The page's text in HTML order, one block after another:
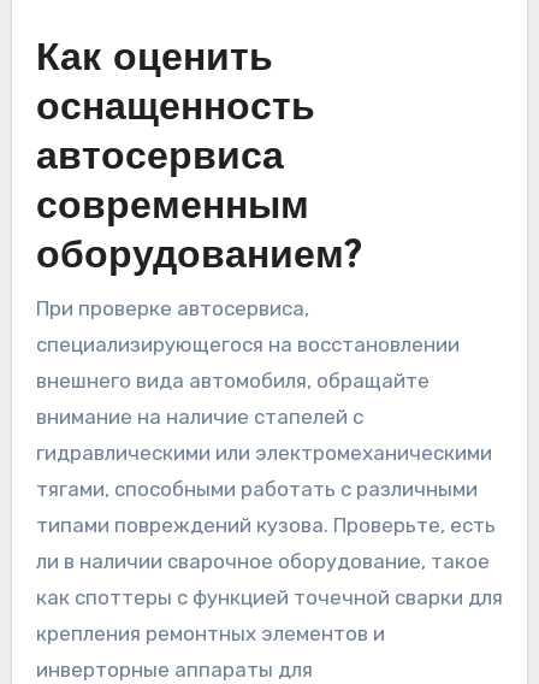
Как оценить
оснащенность
автосервиса
современным
оборудованием?
При проверке автосервиса,
специализирующегося на восстановлении
внешнего вида автомобиля, обращайте
внимание на наличие стапелей с
гидравлическими или электромеханическими
тягами, способными работать с различными
типами повреждений кузова. Проверьте, есть
ли в наличии сварочное оборудование, такое
как споттеры с функцией точечной сварки для
крепления ремонтных элементов и
инверторные аппараты для